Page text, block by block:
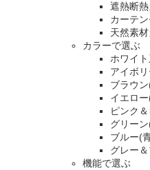
遮熱断
カーテン
天然素
カラーで選ぶ
ホワイ
アイボ
ブラウ
イエロ
ピンク
グリー
ブルー(
グレー
機能で選ぶ